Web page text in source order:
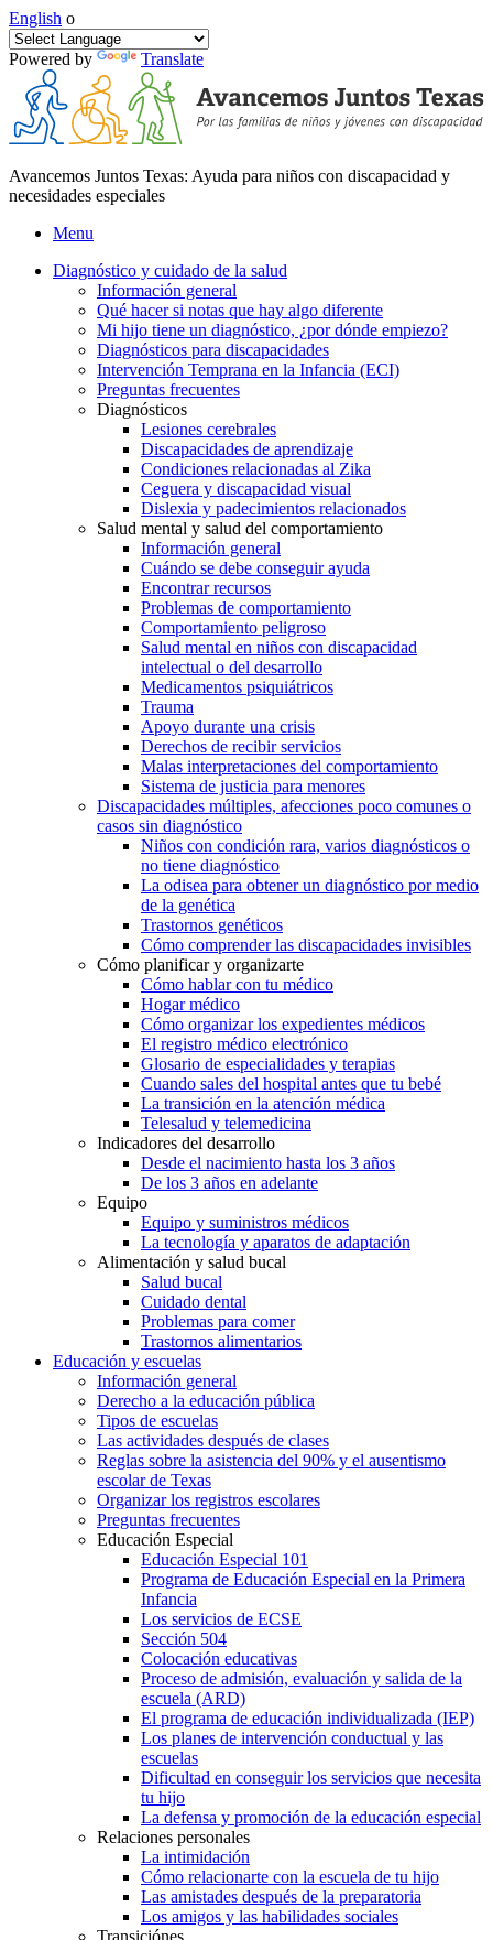
English o
Powered by Translate
Avancemos Juntos Texas: Ayuda para niños con discapacidad y
necesidades especiales
Menu
Diagnóstico y cuidado de la salud
Información general
Qué hacer si notas que hay algo diferente
Mi hijo tiene un diagnóstico, ¿por dónde empiezo?
Diagnósticos para discapacidades
Intervención Temprana en la Infancia (ECI)
Preguntas frecuentes
Diagnósticos
Lesiones cerebrales
Discapacidades de aprendizaje
Condiciones relacionadas al Zika
Ceguera y discapacidad visual
Dislexia y padecimientos relacionados
Salud mental y salud del comportamiento
Información general
Cuándo se debe conseguir ayuda
Encontrar recursos
Problemas de comportamiento
Comportamiento peligroso
Salud mental en niños con discapacidad
intelectual o del desarrollo
Medicamentos psiquiátricos
Trauma
Apoyo durante una crisis
Derechos de recibir servicios
Malas interpretaciones del comportamiento
Sistema de justicia para menores
Discapacidades múltiples, afecciones poco comunes o
casos sin diagnóstico
Niños con condición rara, varios diagnósticos o
no tiene diagnóstico
La odisea para obtener un diagnóstico por medio
de la genética
Trastornos genéticos
Cómo comprender las discapacidades invisibles
Cómo planificar y organizarte
Cómo hablar con tu médico
Hogar médico
Cómo organizar los expedientes médicos
El registro médico electrónico
Glosario de especialidades y terapias
Cuando sales del hospital antes que tu bebé
La transición en la atención médica
Telesalud y telemedicina
Indicadores del desarrollo
Desde el nacimiento hasta los 3 años
De los 3 años en adelante
Equipo
Equipo y suministros médicos
La tecnología y aparatos de adaptación
Alimentación y salud bucal
Salud bucal
Cuidado dental
Problemas para comer
Trastornos alimentarios
Educación y escuelas
Información general
Derecho a la educación pública
Tipos de escuelas
Las actividades después de clases
Reglas sobre la asistencia del 90% y el ausentismo
escolar de Texas
Organizar los registros escolares
Preguntas frecuentes
Educación Especial
Educación Especial 101
Programa de Educación Especial en la Primera
Infancia
Los servicios de ECSE
Sección 504
Colocación educativas
Proceso de admisión, evaluación y salida de la
escuela (ARD)
El programa de educación individualizada (IEP)
Los planes de intervención conductual y las
escuelas
Dificultad en conseguir los servicios que necesita
tu hijo
La defensa y promoción de la educación especial
Relaciones personales
La intimidación
Cómo relacionarte con la escuela de tu hijo
Las amistades después de la preparatoria
Los amigos y las habilidades sociales
Transiciónes